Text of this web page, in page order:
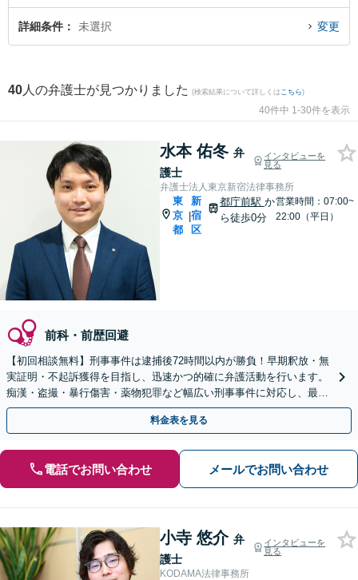
豊富な近くの弁護士を検索したい』『初回相談無料で前科・前歴回避を法律相
談できる新宿区内の弁護士に相談予約したい』などでお困りの相談者さんにお
詳細条件 未選択 変更
40 人の弁護士が見つかりました (検索結果について詳しくは こちら)
40件中 1-30件を表示
水本 佑冬 弁
護士
インタビューを
見る
弁護士法人東京新宿法律事務所
東
京
都
|
新
宿
区
都庁前駅 か
ら徒歩0分
営業時間：07:00~
22:00（平日）
前科・前歴回避
【初回相談無料】刑事事件は逮捕後72時間以内が勝負！早期釈放・無
実証明・不起訴獲得を目指し、迅速かつ的確に弁護活動を行います。
痴漢・盗撮・暴行傷害・薬物犯罪など幅広い刑事事件に対応し、最善
の解決を目指します【都庁前駅直結】【複数拠点あり】
料金表を見る
電話でお問い合わせ メールでお問い合わせ
小寺 悠介 弁
護士
インタビューを
見る
KODAMA法律事務所